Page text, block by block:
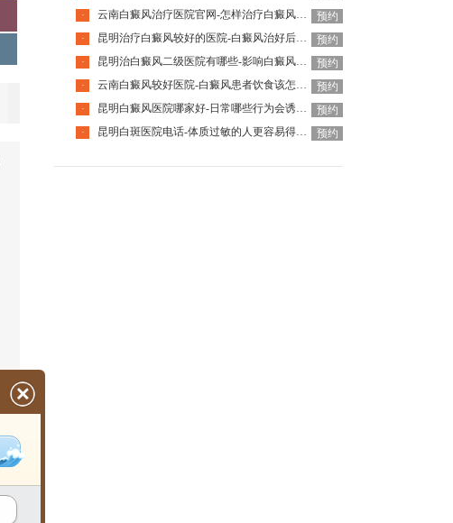
·
云南白癜风治疗医院官网-怎样治疗白癜风才有效
预约
·
昆明治疗白癜风较好的医院-白癜风治好后还会复发吗
预约
·
昆明治白癜风二级医院有哪些-影响白癜风恢复的因素有哪些
预约
·
云南白癜风较好医院-白癜风患者饮食该怎么调整
预约
·
昆明白癜风医院哪家好-日常哪些行为会诱发白癜风呢
预约
·
昆明白斑医院电话-体质过敏的人更容易得白癜风吗 预约